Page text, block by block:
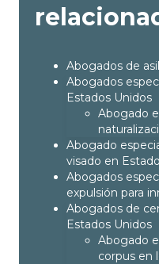
Abogados de
Abogados
Estados Unidos
Abogado
Abogado
visado en
Abogados
expulsión para
Abogados de
Estados Unidos
Abogado
corpus en